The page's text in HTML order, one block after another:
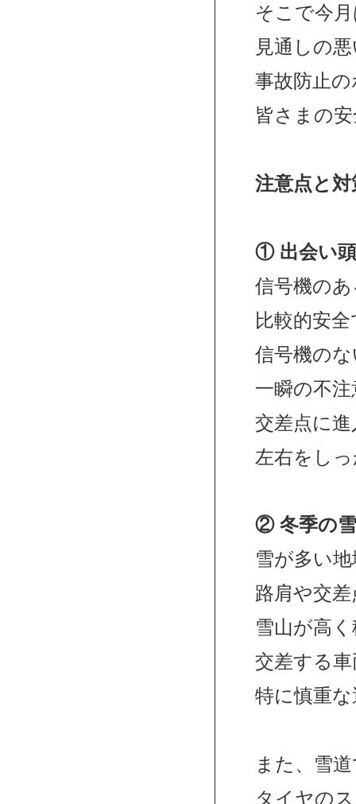
そこで今
見通しの
事故防止
皆さまの
注意点と対
① 出会い
信号機の
比較的安
信号機の
一瞬の不
交差点に
左右をし
② 冬季の
雪が多い
路肩や交
雪山が高
交差する
特に慎重
また、雪
タイヤの